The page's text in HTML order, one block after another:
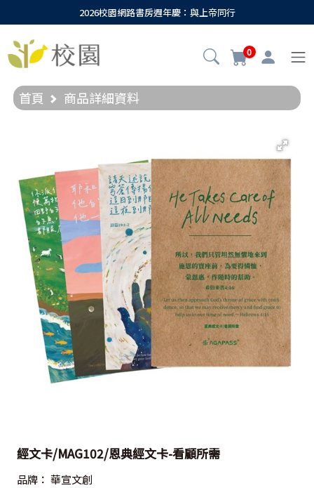
2026校園網路書房週年慶：與上帝同行
0
首頁 商品詳細資料
經文卡/MAG102/恩典經文卡-看顧所需
品牌： 華宣文創